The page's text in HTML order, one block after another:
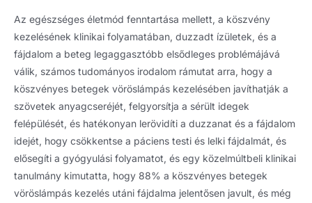
Az egészséges életmód fenntartása mellett, a köszvény
kezelésének klinikai folyamatában, duzzadt ízületek, és a
fájdalom a beteg legaggasztóbb elsődleges problémájává
válik, számos tudományos irodalom rámutat arra, hogy a
köszvényes betegek vöröslámpás kezelésében javíthatják a
szövetek anyagcseréjét, felgyorsítja a sérült idegek
felépülését, és hatékonyan lerövidíti a duzzanat és a fájdalom
idejét, hogy csökkentse a páciens testi és lelki fájdalmát, és
elősegíti a gyógyulási folyamatot, és egy közelmúltbeli klinikai
tanulmány kimutatta, hogy 88% a köszvényes betegek
vöröslámpás kezelés utáni fájdalma jelentősen javult, és még